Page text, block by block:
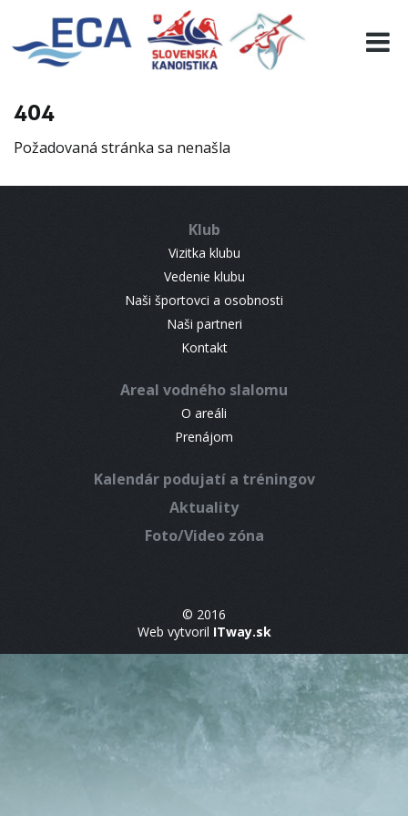
404
Požadovaná stránka sa nenašla
Klub
Vizitka klubu
Vedenie klubu
Naši športovci a osobnosti
Naši partneri
Kontakt
Areal vodného slalomu
O areáli
Prenájom
Kalendár podujatí a tréningov
Aktuality
Foto/Video zóna
© 2016
Web vytvoril ITway.sk
EURO 19
INFO
RESULTS
CONTACT